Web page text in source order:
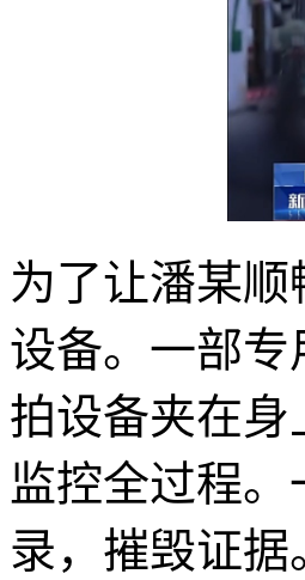
为了让潘某
设备。一部
拍设备夹在
监控全过程
录，摧毁证据